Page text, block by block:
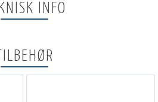
INFO
TILBEHØR